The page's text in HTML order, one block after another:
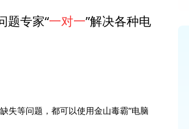
题专家“一对一”解决各种电
失等问题，都可以使用金山毒霸“电脑